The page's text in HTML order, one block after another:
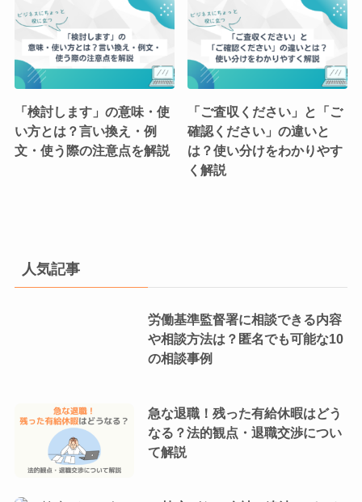
「検討します」の意味・使
い方とは？言い換え・例
文・使う際の注意点を解説
「ご査収ください」と「ご
確認ください」の違いと
は？使い分けをわかりやす
く解説
人気記事
労働基準監督署に相談できる内容
や相談方法は？匿名でも可能な10
の相談事例
急な退職！残った有給休暇はどう
なる？法的観点・退職交渉につい
て解説